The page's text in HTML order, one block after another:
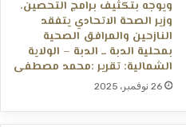
ويوجه بتكثيف برامج التحصين.
وزير الصحة الاتحادي يتفقد
النازحين والمرافق الصحية
بمحلية الدبة ــ ​الدبة – الولاية
الشمالية: تقرير :محمد مصطفى
26 نوفمبر، 2025